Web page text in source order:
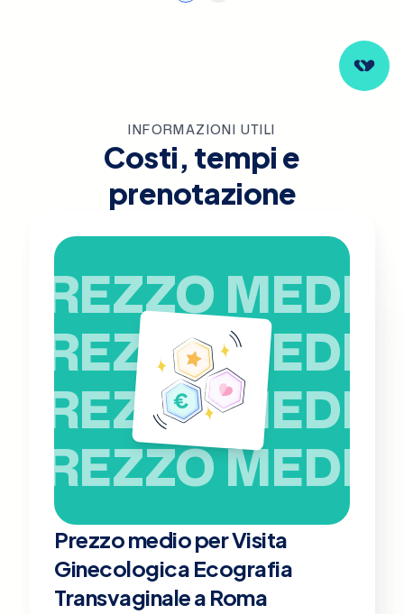
INFORMAZIONI UTILI
Costi, tempi e
prenotazione
PREZZO MEDIO
PREZZO MEDIO
PREZZO MEDIO
PREZZO MEDIO
Prezzo medio per Visita
Ginecologica Ecografia
Transvaginale a Roma